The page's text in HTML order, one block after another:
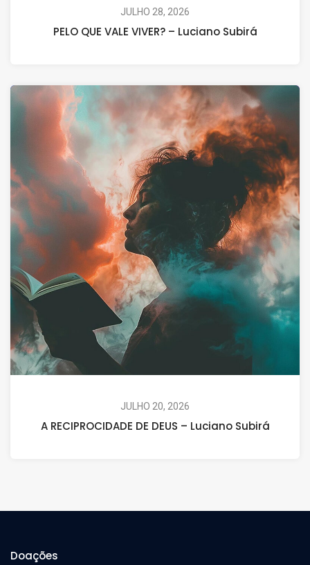
JULHO 28, 2026
PELO QUE VALE VIVER? – Luciano Subirá
JULHO 20, 2026
A RECIPROCIDADE DE DEUS – Luciano Subirá
Doações